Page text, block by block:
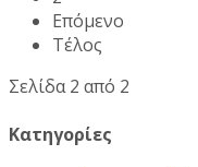
Επόμενο
Τέλος
Σελίδα 2 από 2
Κατηγορίες